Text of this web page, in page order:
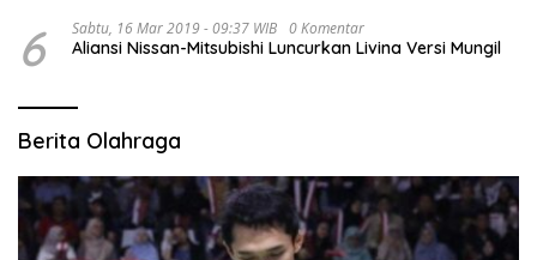
6 Sabtu, 16 Mar 2019 - 09:37 WIB 0 Komentar
Aliansi Nissan-Mitsubishi Luncurkan Livina Versi Mungil
Berita Olahraga